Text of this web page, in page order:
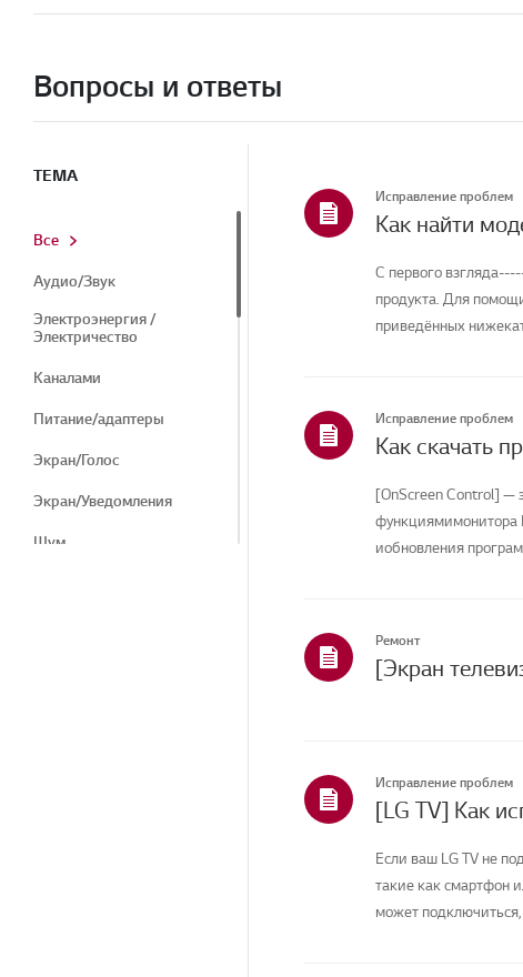
Вопросы и ответы
ТЕМА
Все
Аудио/Звук
Электроэнергия /
Электричество
Каналами
Питание/адаптеры
Экран/Голос
Экран/Уведомления
Шум
Исправление проблем
Как найти
С первого
продукта. Для
приведённых
Исправление проблем
[OnScreen Control] —
функциямимонитора
иобновления
Ремонт
Исправление проблем
[LG TV] Как
Если ваш LG TV не
такие как смартфон
может